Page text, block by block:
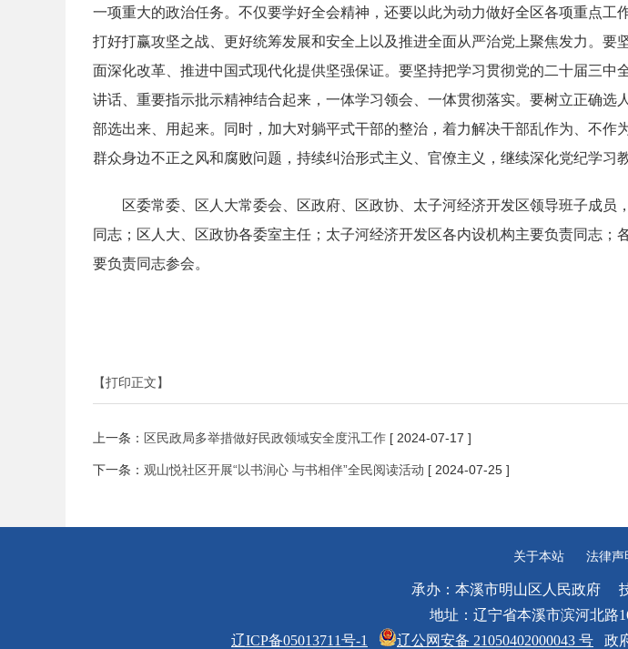
一项重大的政治任务。不仅要学好全会精神，还要以此为动力做好全区各项重点工
打好打赢攻坚之战、更好统筹发展和安全上以及推进全面从严治党上聚焦发力。
面深化改革、推进中国式现代化提供坚强保证。要坚持把学习贯彻党的二十届三
讲话、重要指示批示精神结合起来，一体学习领会、一体贯彻落实。要树立正确
部选出来、用起来。同时，加大对躺平式干部的整治，着力解决干部乱作为、不
群众身边不正之风和腐败问题，持续纠治形式主义、官僚主义，继续深化党纪学习
区委常委、区人大常委会、区政府、区政协、太子河经济开发区领导班子成
同志；区人大、区政协各委室主任；太子河经济开发区各内设机构主要负责同志
要负责同志参会。
【打印正文】
上一条： 区民政局多举措做好民政领域安全度汛工作 [ 2024-07-17 ]
下一条： 观山悦社区开展“以书润心 与书相伴”全民阅读活动 [ 2024-07-25 ]
关于本站 法律声
承办：本溪市明山区人民政府
地址：辽宁省本溪市滨河北路
辽ICP备05013711号-1
辽公网安备 21050402000043 号 政